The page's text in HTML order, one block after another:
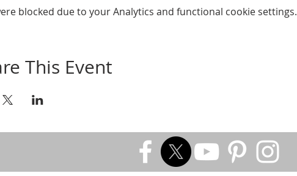
blocked due to your Analytics and functional cookie settings.
This Event